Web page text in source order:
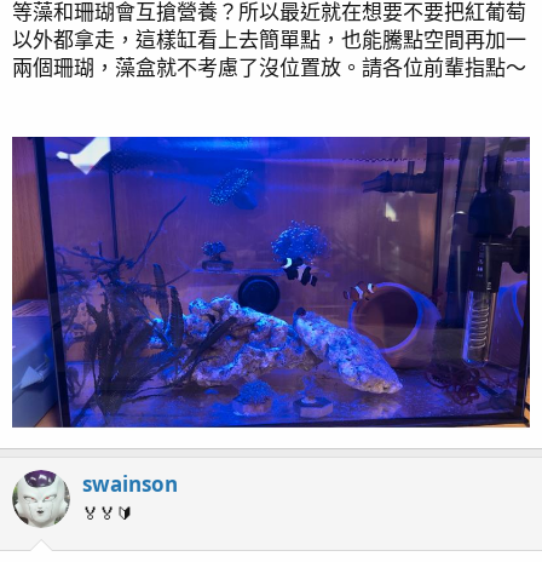
等藻和珊瑚會互搶營養？所以最近就在想要不要把紅葡萄
以外都拿走，這樣缸看上去簡單點，也能騰點空間再加一
兩個珊瑚，藻盒就不考慮了沒位置放。請各位前輩指點～
swainson
🏅🏅🔰